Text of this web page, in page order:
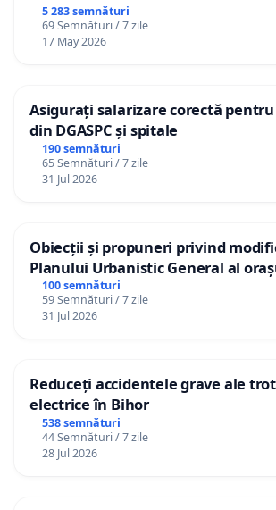
5 283 semnături
69 Semnături / 7 zile
17 May 2026
Asigurați salarizare corectă
din DGASPC și spitale
190 semnături
65 Semnături / 7 zile
31 Jul 2026
Obiecții și propuneri privind
Planului Urbanistic General al
100 semnături
59 Semnături / 7 zile
31 Jul 2026
Reduceți accidentele grave ale
electrice în Bihor
538 semnături
44 Semnături / 7 zile
28 Jul 2026